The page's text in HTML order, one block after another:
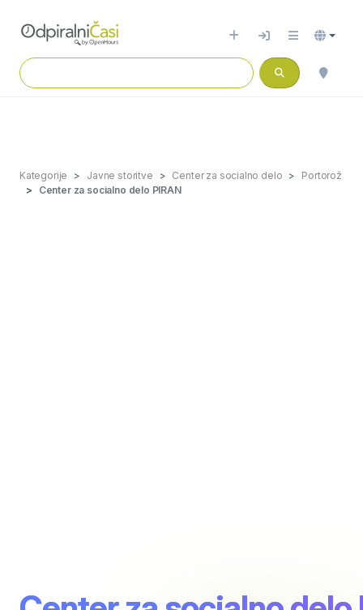
Kategorije Javne storitve Center za socialno delo
Portorož
Center za socialno delo PIRAN